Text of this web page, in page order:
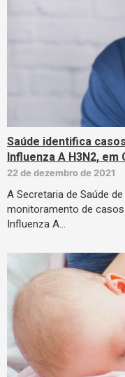
Saúde identifica
Influenza A H3N2, em
22 de dezembro de 2021
A Secretaria de Saúde
monitoramento de
Influenza A…